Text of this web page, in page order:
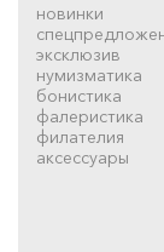
новинки
эксклюзив
нумизматика
бонистика
фалеристика
филателия
аксессуары